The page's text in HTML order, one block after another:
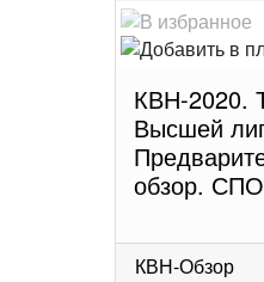
КВН-2020.
Высшей
обзор.
КВН-Обзор